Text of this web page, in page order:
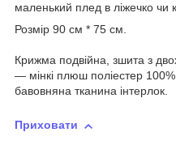
маленький плед в ліжечко чи
Розмір 90 см * 75 см.
Крижма подвійна, зшита з
— мінкі плюш поліестер
бавовняна тканина інтерлок.
Приховати